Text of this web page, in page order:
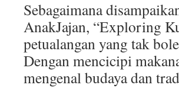
Sebagaimana
AnakJajan, “Exploring
petualangan yang tak
Dengan mencicipi
mengenal budaya dan